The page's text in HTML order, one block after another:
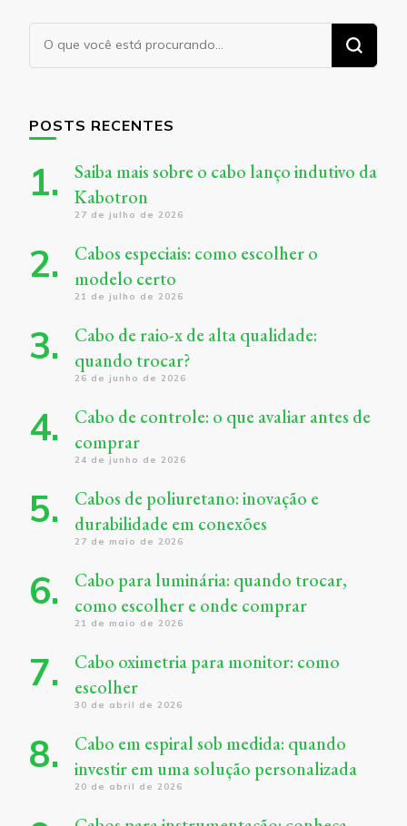
Procurando
algo?
POSTS RECENTES
Saiba mais sobre o cabo lanço indutivo da
Kabotron
27 de julho de 2026
Cabos especiais: como escolher o
modelo certo
21 de julho de 2026
Cabo de raio-x de alta qualidade:
quando trocar?
26 de junho de 2026
Cabo de controle: o que avaliar antes de
comprar
24 de junho de 2026
Cabos de poliuretano: inovação e
durabilidade em conexões
27 de maio de 2026
Cabo para luminária: quando trocar,
como escolher e onde comprar
21 de maio de 2026
Cabo oximetria para monitor: como
escolher
30 de abril de 2026
Cabo em espiral sob medida: quando
investir em uma solução personalizada
20 de abril de 2026